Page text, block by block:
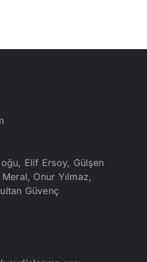
Elif Ersoy, Gülşen
Onur Yılmaz,
Güvenç